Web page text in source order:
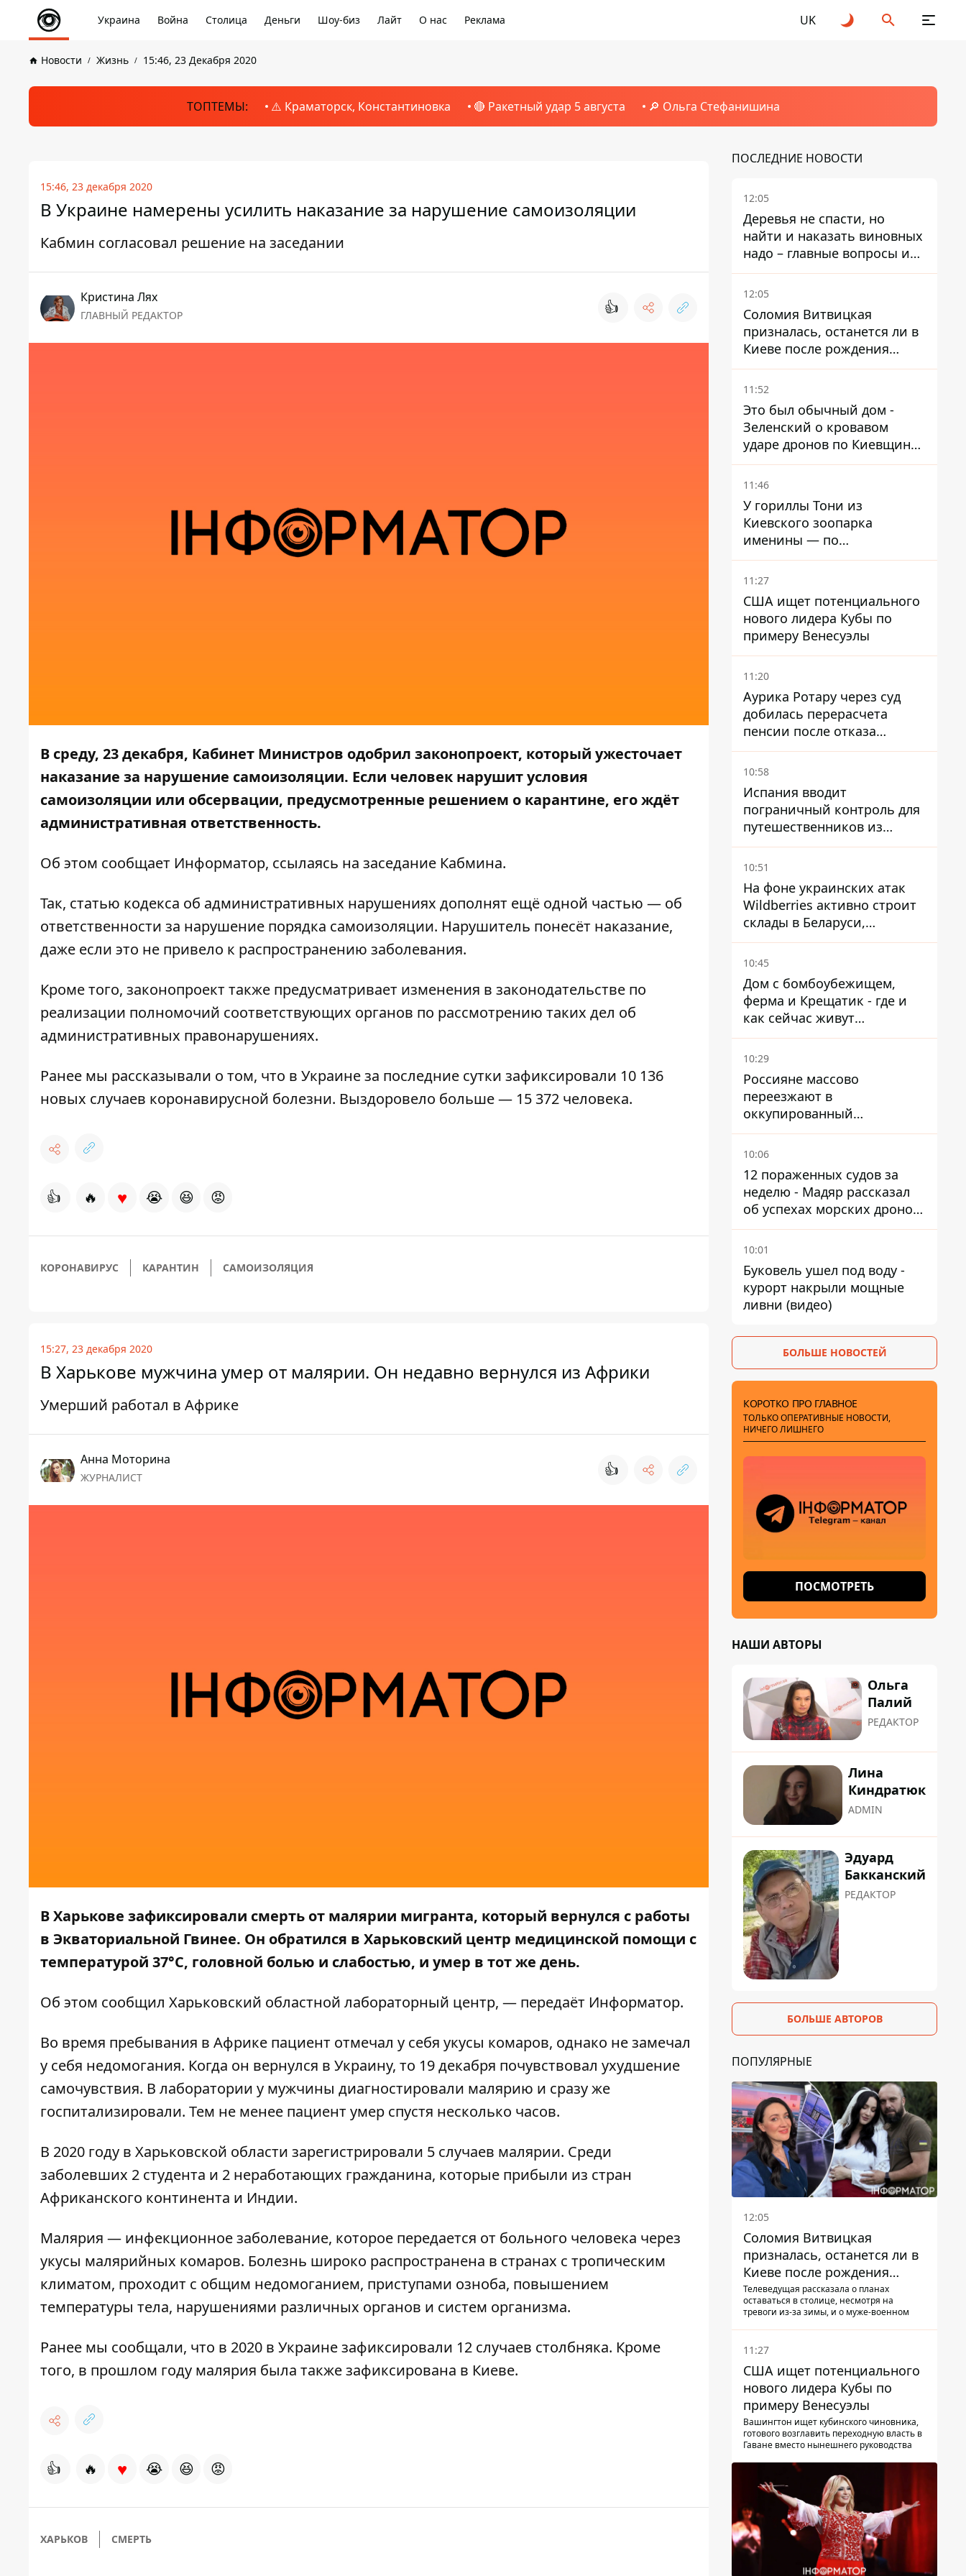
Украина Война Столица Деньги Шоу-биз Лайт О нас Реклама UK
Новости Жизнь 15:46, 23 Декабря 2020
ТОПТЕМЫ: ⚠️ Краматорск, Константиновка 🔴 Ракетный удар 5 августа 🔎 Ольга Стефанишина
15:46, 23 декабря 2020
В Украине намерены усилить наказание за нарушение самоизоляции
Кабмин согласовал решение на заседании
Кристина Лях
ГЛАВНЫЙ РЕДАКТОР 👍
В среду, 23 декабря, Кабинет Министров одобрил законопроект, который ужесточает
наказание за нарушение самоизоляции. Если человек нарушит условия
самоизоляции или обсервации, предусмотренные решением о карантине, его ждёт
административная ответственность.
Об этом сообщает Информатор, ссылаясь на заседание Кабмина.
Так, статью кодекса об административных нарушениях дополнят ещё одной частью — об
ответственности за нарушение порядка самоизоляции. Нарушитель понесёт наказание,
даже если это не привело к распространению заболевания.
Кроме того, законопроект также предусматривает изменения в законодательстве по
реализации полномочий соответствующих органов по рассмотрению таких дел об
административных правонарушениях.
Ранее мы рассказывали о том, что в Украине за последние сутки зафиксировали 10 136
новых случаев коронавирусной болезни. Выздоровело больше — 15 372 человека.
👍 🔥 ♥ 😭 😆 😡
КОРОНАВИРУС КАРАНТИН САМОИЗОЛЯЦИЯ
15:27, 23 декабря 2020
В Харькове мужчина умер от малярии. Он недавно вернулся из Африки
Умерший работал в Африке
Анна Моторина
ЖУРНАЛИСТ 👍
В Харькове зафиксировали смерть от малярии мигранта, который вернулся с работы
в Экваториальной Гвинее. Он обратился в Харьковский центр медицинской помощи с
температурой 37°C, головной болью и слабостью, и умер в тот же день.
Об этом сообщил Харьковский областной лабораторный центр, — передаёт Информатор.
Во время пребывания в Африке пациент отмечал у себя укусы комаров, однако не замечал
у себя недомогания. Когда он вернулся в Украину, то 19 декабря почувствовал ухудшение
самочувствия. В лаборатории у мужчины диагностировали малярию и сразу же
госпитализировали. Тем не менее пациент умер спустя несколько часов.
В 2020 году в Харьковской области зарегистрировали 5 случаев малярии. Среди
заболевших 2 студента и 2 неработающих гражданина, которые прибыли из стран
Африканского континента и Индии.
Малярия — инфекционное заболевание, которое передается от больного человека через
укусы малярийных комаров. Болезнь широко распространена в странах с тропическим
климатом, проходит с общим недомоганием, приступами озноба, повышением
температуры тела, нарушениями различных органов и систем организма.
Ранее мы сообщали, что в 2020 в Украине зафиксировали 12 случаев столбняка. Кроме
того, в прошлом году малярия была также зафиксирована в Киеве.
👍 🔥 ♥ 😭 😆 😡
ХАРЬКОВ СМЕРТЬ
ПОСЛЕДНИЕ НОВОСТИ
12:05
Деревья не спасти, но
найти и наказать виновных
надо – главные вопросы и
выводы из конфликта на
Теремках
12:05
Соломия Витвицкая
призналась, останется ли в
Киеве после рождения
ребенка
11:52
Это был обычный дом -
Зеленский о кровавом
ударе дронов по Киевщине,
где погибли дедушка,
бабушка и их малолетний
11:46
У гориллы Тони из
Киевского зоопарка
именины — по
человеческим меркам ему
уже больше 90 лет
11:27
США ищет потенциального
нового лидера Кубы по
примеру Венесуэлы
11:20
Аурика Ротару через суд
добилась перерасчета
пенсии после отказа
Пенсионного фонда
10:58
Испания вводит
пограничный контроль для
путешественников из
Италии из-за
миграционного конфликта
10:51
На фоне украинских атак
Wildberries активно строит
склады в Беларуси,
Казахстане, Узбекистане
10:45
Дом с бомбоубежищем,
ферма и Крещатик - где и
как сейчас живут
украинские знаменитости
10:29
Россияне массово
переезжают в
оккупированный
Мариуполь, а местных
оставляют без жилья
10:06
12 пораженных судов за
неделю - Мадяр рассказал
об успехах морских дронов
в Черном и Азовском морях
10:01
Буковель ушел под воду -
курорт накрыли мощные
ливни (видео)
БОЛЬШЕ НОВОСТЕЙ
КОРОТКО ПРО ГЛАВНОЕ
ТОЛЬКО ОПЕРАТИВНЫЕ НОВОСТИ,
НИЧЕГО ЛИШНЕГО
ПОСМОТРЕТЬ
НАШИ АВТОРЫ
Ольга
Палий
РЕДАКТОР
Лина
Киндратюк
ADMIN
Эдуард
Бакканский
РЕДАКТОР
БОЛЬШЕ АВТОРОВ
ПОПУЛЯРНЫЕ
12:05
Соломия Витвицкая
призналась, останется ли в
Киеве после рождения
ребенка
Телеведущая рассказала о планах
оставаться в столице, несмотря на
тревоги из-за зимы, и о муже-военном
11:27
США ищет потенциального
нового лидера Кубы по
примеру Венесуэлы
Вашингтон ищет кубинского чиновника,
готового возглавить переходную власть в
Гаване вместо нынешнего руководства